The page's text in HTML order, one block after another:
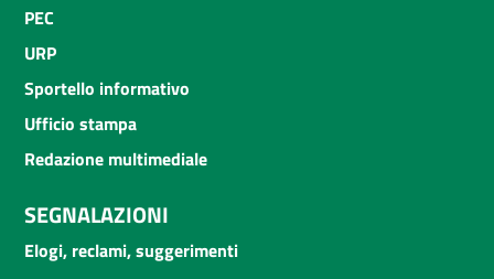
PEC
URP
Sportello informativo
Ufficio stampa
Redazione multimediale
SEGNALAZIONI
Elogi, reclami, suggerimenti